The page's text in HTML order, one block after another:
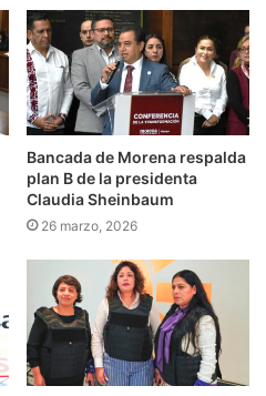
Bancada de Morena respalda
plan B de la presidenta
Claudia Sheinbaum
26 marzo, 2026